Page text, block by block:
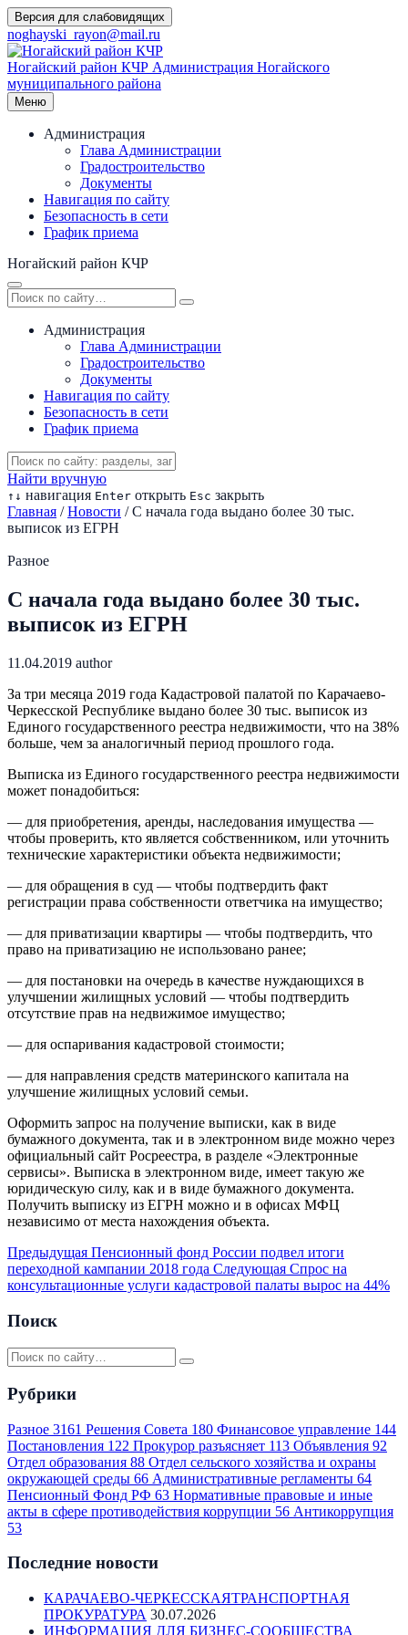
Перейти
к
содержимому
Версия для слабовидящих
noghayski_rayon@mail.ru
Ногайский район КЧР Администрация Ногайского
муниципального района
Меню
Администрация
Глава Администрации
Градостроительство
Документы
Навигация по сайту
Безопасность в сети
График приема
Ногайский район КЧР
Администрация
Глава Администрации
Градостроительство
Документы
Навигация по сайту
Безопасность в сети
График приема
Найти вручную
↑ ↓ навигация Enter открыть Esc закрыть
Главная / Новости / С начала года выдано более 30 тыс.
выписок из ЕГРН
Разное
С начала года выдано более 30 тыс.
выписок из ЕГРН
11.04.2019 author
За три месяца 2019 года Кадастровой палатой по Карачаево-
Черкесской Республике выдано более 30 тыс. выписок из
Единого государственного реестра недвижимости, что на 38%
больше, чем за аналогичный период прошлого года.
Выписка из Единого государственного реестра недвижимости
может понадобиться:
— для приобретения, аренды, наследования имущества —
чтобы проверить, кто является собственником, или уточнить
технические характеристики объекта недвижимости;
— для обращения в суд — чтобы подтвердить факт
регистрации права собственности ответчика на имущество;
— для приватизации квартиры — чтобы подтвердить, что
право на приватизацию не использовано ранее;
— для постановки на очередь в качестве нуждающихся в
улучшении жилищных условий — чтобы подтвердить
отсутствие прав на недвижимое имущество;
— для оспаривания кадастровой стоимости;
— для направления средств материнского капитала на
улучшение жилищных условий семьи.
Оформить запрос на получение выписки, как в виде
бумажного документа, так и в электронном виде можно через
официальный сайт Росреестра, в разделе «Электронные
сервисы». Выписка в электронном виде, имеет такую же
юридическую силу, как и в виде бумажного документа.
Получить выписку из ЕГРН можно и в офисах МФЦ
независимо от места нахождения объекта.
Предыдущая Пенсионный фонд России подвел итоги
переходной кампании 2018 года Следующая Спрос на
консультационные услуги кадастровой палаты вырос на 44%
Поиск
Рубрики
Разное 3161 Решения Совета 180 Финансовое управление 144
Постановления 122 Прокурор разъясняет 113 Объявления 92
Отдел образования 88 Отдел сельского хозяйства и охраны
окружающей среды 66 Административные регламенты 64
Пенсионный Фонд РФ 63 Нормативные правовые и иные
акты в сфере противодействия коррупции 56 Антикоррупция
53
Последние новости
КАРАЧАЕВО-ЧЕРКЕССКАЯТРАНСПОРТНАЯ
ПРОКУРАТУРА 30.07.2026
ИНФОРМАЦИЯ ДЛЯ БИЗНЕС-СООБЩЕСТВА